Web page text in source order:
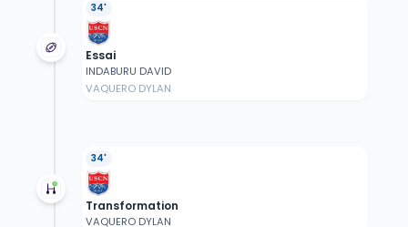
34'
Essai
INDABURU DAVID
VAQUERO DYLAN
34'
Transformation
VAQUERO DYLAN